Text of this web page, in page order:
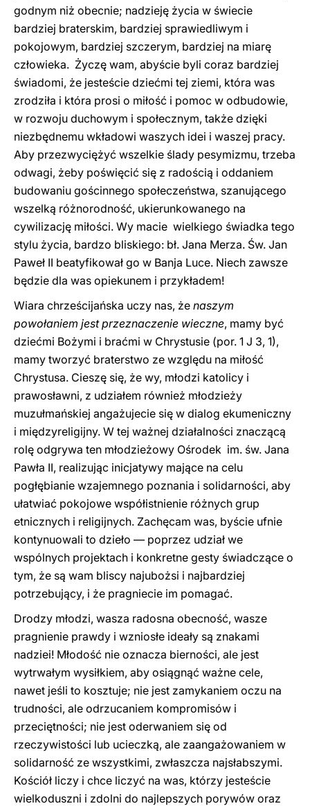
godnym niż obecnie; nadzieję życia w świecie
bardziej braterskim, bardziej sprawiedliwym i
pokojowym, bardziej szczerym, bardziej na miarę
człowieka. Życzę wam, abyście byli coraz bardziej
świadomi, że jesteście dziećmi tej ziemi, która was
zrodziła i która prosi o miłość i pomoc w odbudowie,
w rozwoju duchowym i społecznym, także dzięki
niezbędnemu wkładowi waszych idei i waszej pracy.
Aby przezwyciężyć wszelkie ślady pesymizmu, trzeba
odwagi, żeby poświęcić się z radością i oddaniem
budowaniu gościnnego społeczeństwa, szanującego
wszelką różnorodność, ukierunkowanego na
cywilizację miłości. Wy macie wielkiego świadka tego
stylu życia, bardzo bliskiego: bł. Jana Merza. Św. Jan
Paweł II beatyfikował go w Banja Luce. Niech zawsze
będzie dla was opiekunem i przykładem!
Wiara chrześcijańska uczy nas, że naszym
powołaniem jest przeznaczenie wieczne, mamy być
dziećmi Bożymi i braćmi w Chrystusie (por. 1 J 3, 1),
mamy tworzyć braterstwo ze względu na miłość
Chrystusa. Cieszę się, że wy, młodzi katolicy i
prawosławni, z udziałem również młodzieży
muzułmańskiej angażujecie się w dialog ekumeniczny
i międzyreligijny. W tej ważnej działalności znaczącą
rolę odgrywa ten młodzieżowy Ośrodek im. św. Jana
Pawła II, realizując inicjatywy mające na celu
pogłębianie wzajemnego poznania i solidarności, aby
ułatwiać pokojowe współistnienie różnych grup
etnicznych i religijnych. Zachęcam was, byście ufnie
kontynuowali to dzieło — poprzez udział we
wspólnych projektach i konkretne gesty świadczące o
tym, że są wam bliscy najubożsi i najbardziej
potrzebujący, i że pragniecie im pomagać.
Drodzy młodzi, wasza radosna obecność, wasze
pragnienie prawdy i wzniosłe ideały są znakami
nadziei! Młodość nie oznacza bierności, ale jest
wytrwałym wysiłkiem, aby osiągnąć ważne cele,
nawet jeśli to kosztuje; nie jest zamykaniem oczu na
trudności, ale odrzucaniem kompromisów i
przeciętności; nie jest oderwaniem się od
rzeczywistości lub ucieczką, ale zaangażowaniem w
solidarność ze wszystkimi, zwłaszcza najsłabszymi.
Kościół liczy i chce liczyć na was, którzy jesteście
wielkoduszni i zdolni do najlepszych porywów oraz